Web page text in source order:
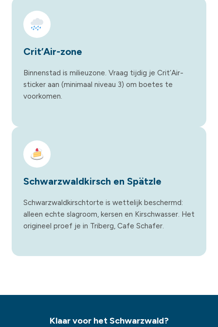
Crit’Air-zone
Binnenstad is milieuzone. Vraag tijdig je Crit’Air-
sticker aan (minimaal niveau 3) om boetes te
voorkomen.
Schwarzwaldkirsch en Spätzle
Schwarzwaldkirschtorte is wettelijk beschermd:
alleen echte slagroom, kersen en Kirschwasser. Het
origineel proef je in Triberg, Cafe Schafer.
Klaar voor het Schwarzwald?